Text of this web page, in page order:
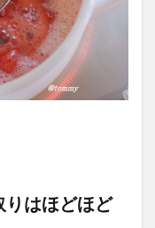
はほどほど